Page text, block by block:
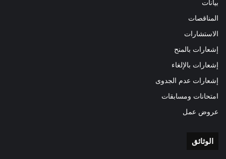
بيانات
المناقصات
الاستشارات
إشعارات بالمنح
إشعارات بالإلغاء
إشعارات عدم الجدوى
امتحانات ومسابقات
عروض عمل
الوثائق